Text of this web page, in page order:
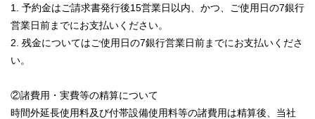
1. 予約金はご請求書発行後15営業日以内、かつ、ご使用日の7銀行
営業日前までにお支払いください。
2. 残金についてはご使用日の7銀行営業日前までにお支払いくださ
い。
②諸費用・実費等の精算について
時間外延長使用料及び付帯設備使用料等の諸費用は精算後、当社